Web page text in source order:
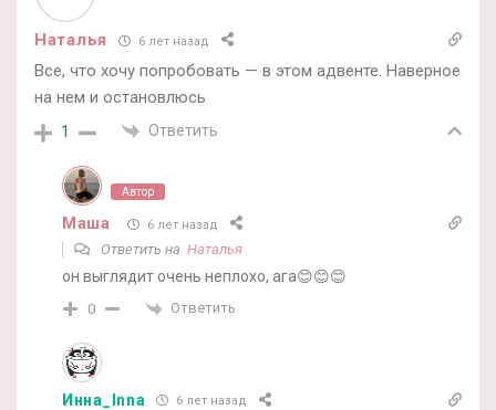
Наталья 6 лет назад
Все, что хочу попробовать — в этом адвенте. Наверное
на нем и остановлюсь
1 Ответить
Автор
Маша 6 лет назад
Ответить на Наталья
он выглядит очень неплохо, ага😊😊😊
0 Ответить
Инна_Inna 6 лет назад